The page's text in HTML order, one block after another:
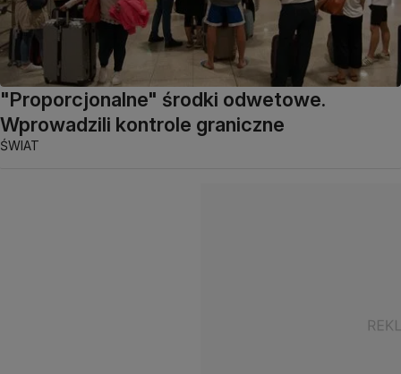
"Proporcjonalne" środki odwetowe.
Wprowadzili kontrole graniczne
ŚWIAT